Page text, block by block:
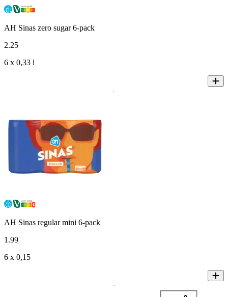
AH Sinas zero sugar 6-pack
2.25
6 x 0,33 l
AH Sinas regular mini 6-pack
1 .99
6 x 0,15